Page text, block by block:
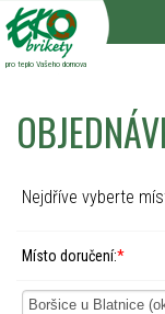
pro teplo Vašeho domova
Nejdříve vyberte
Místo doručení:*